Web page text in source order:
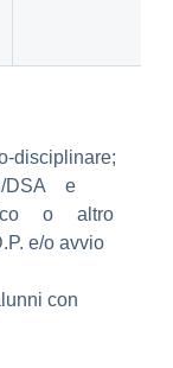
disciplinare;
DSA e
o altro
e/o avvio
con